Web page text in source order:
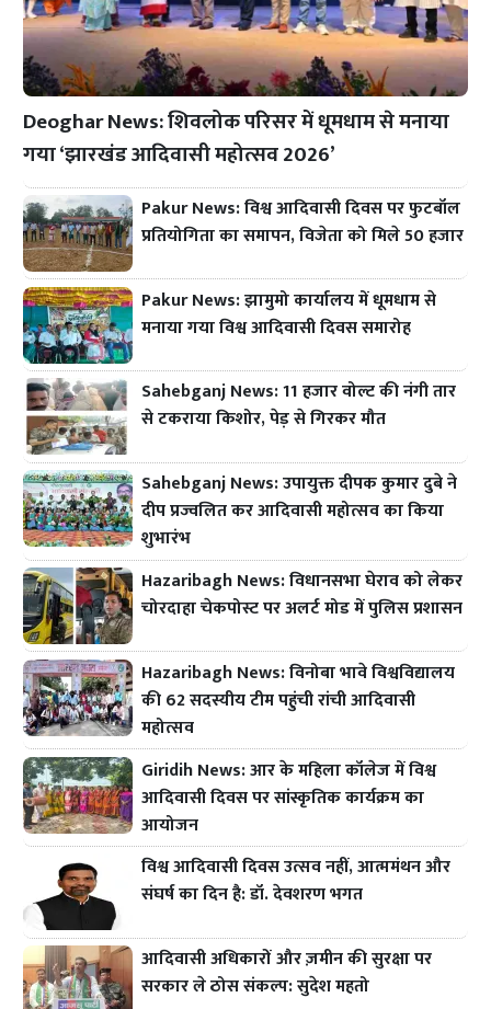
Deoghar News: शिवलोक परिसर में धूमधाम से मनाया
गया ‘झारखंड आदिवासी महोत्सव 2026’
Pakur News: विश्व आदिवासी दिवस पर फुटबॉल
प्रतियोगिता का समापन, विजेता को मिले 50 हजार
Pakur News: झामुमो कार्यालय में धूमधाम से
मनाया गया विश्व आदिवासी दिवस समारोह
Sahebganj News: 11 हजार वोल्ट की नंगी तार
से टकराया किशोर, पेड़ से गिरकर मौत
Sahebganj News: उपायुक्त दीपक कुमार दुबे ने
दीप प्रज्वलित कर आदिवासी महोत्सव का किया
शुभारंभ
Hazaribagh News: विधानसभा घेराव को लेकर
चोरदाहा चेकपोस्ट पर अलर्ट मोड में पुलिस प्रशासन
Hazaribagh News: विनोबा भावे विश्वविद्यालय
की 62 सदस्यीय टीम पहुंची रांची आदिवासी
महोत्सव
Giridih News: आर के महिला कॉलेज में विश्व
आदिवासी दिवस पर सांस्कृतिक कार्यक्रम का
आयोजन
विश्व आदिवासी दिवस उत्सव नहीं, आत्ममंथन और
संघर्ष का दिन है: डॉ. देवशरण भगत
आदिवासी अधिकारों और ज़मीन की सुरक्षा पर
सरकार ले ठोस संकल्प: सुदेश महतो